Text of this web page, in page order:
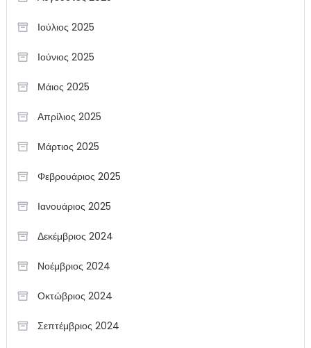
Ιούλιος 2025
Ιούνιος 2025
Μάιος 2025
Απρίλιος 2025
Μάρτιος 2025
Φεβρουάριος 2025
Ιανουάριος 2025
Δεκέμβριος 2024
Νοέμβριος 2024
Οκτώβριος 2024
Σεπτέμβριος 2024